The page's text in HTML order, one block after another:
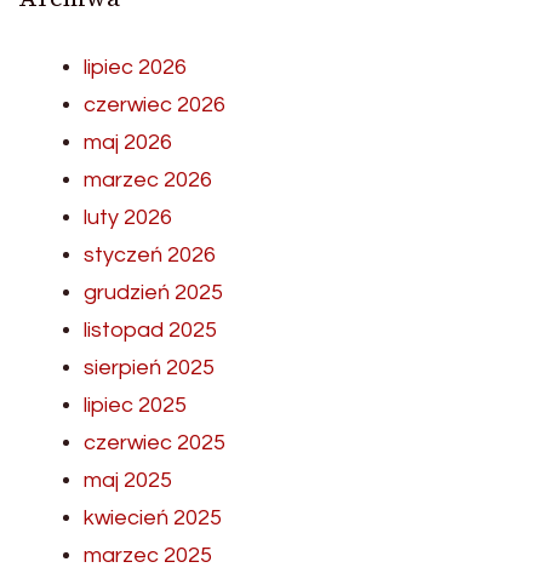
lipiec 2026
czerwiec 2026
maj 2026
marzec 2026
luty 2026
styczeń 2026
grudzień 2025
listopad 2025
sierpień 2025
lipiec 2025
czerwiec 2025
maj 2025
kwiecień 2025
marzec 2025